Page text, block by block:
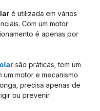
é utilizada em vários
Com um motor
é apenas por
são práticas, tem um
motor e mecanismo
precisa apenas de
ou prevenir